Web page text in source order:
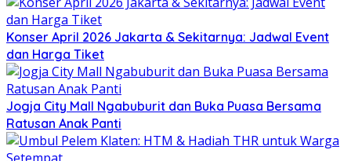
Konser April 2026 Jakarta & Sekitarnya: Jadwal Event
dan Harga Tiket
Jogja City Mall Ngabuburit dan Buka Puasa Bersama
Ratusan Anak Panti